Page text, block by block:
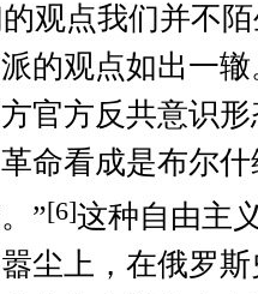
观点我们并不
的观点如出一
官方反共意识
命看成是布尔
”[6]这种自由主
尘上，在俄罗